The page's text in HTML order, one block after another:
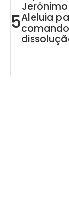
Jerônimo
5Aleluia